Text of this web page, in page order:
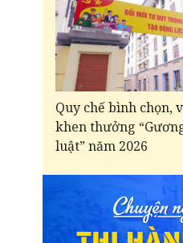
Quy chế bình chọn,
khen thưởng
luật” năm 2026